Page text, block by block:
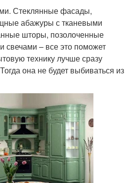
Стеклянные фасады,
абажуры с тканевыми
шторы, позолоченные
свечами – все это поможет
технику лучше сразу
она не будет выбиваться из